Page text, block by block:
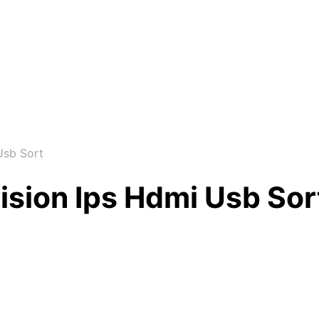
Sort
Ips Hdmi Usb